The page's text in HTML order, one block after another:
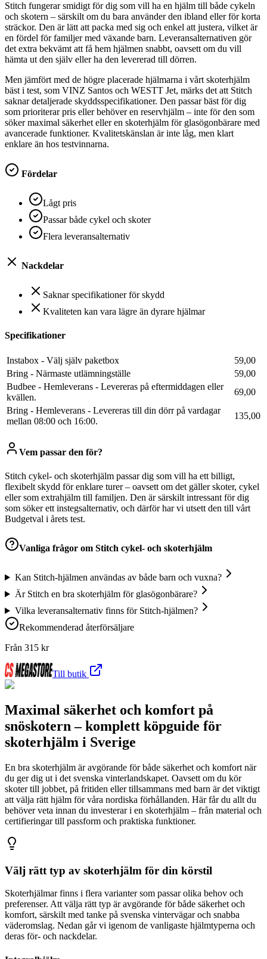
Stitch fungerar smidigt för dig som vill ha en hjälm till både cykeln
och skotern – särskilt om du bara använder den ibland eller för korta
sträckor. Den är lätt att packa med sig och enkel att justera, vilket är
en fördel för familjer med växande barn. Leveransalternativen gör
det extra bekvämt att få hem hjälmen snabbt, oavsett om du vill
hämta ut den själv eller ha den levererad till dörren.
Men jämfört med de högre placerade hjälmarna i vårt skoterhjälm
bäst i test, som VINZ Santos och WESTT Jet, märks det att Stitch
saknar detaljerade skyddsspecifikationer. Den passar bäst för dig
som prioriterar pris eller behöver en reservhjälm – inte för den som
söker maximal säkerhet eller en skoterhjälm för glasögonbärare med
avancerade funktioner. Kvalitetskänslan är inte låg, men klart
enklare än hos testvinnarna.
Fördelar
Lågt pris
Passar både cykel och skoter
Flera leveransalternativ
Nackdelar
Saknar specifikationer för skydd
Kvaliteten kan vara lägre än dyrare hjälmar
Specifikationer
Instabox - Välj själv paketbox
59,00
Bring - Närmaste utlämningställe
59,00
Budbee - Hemleverans - Levereras på eftermiddagen eller
kvällen.
69,00
Bring - Hemleverans - Levereras till din dörr på vardagar
mellan 08:00 och 16:00.
135,00
Vem passar den för?
Stitch cykel- och skoterhjälm passar dig som vill ha ett billigt,
flexibelt skydd för enklare turer – oavsett om det gäller skoter, cykel
eller som extrahjälm till familjen. Den är särskilt intressant för dig
som söker ett instegsalternativ, och därför har vi utsett den till vårt
Budgetval i årets test.
Vanliga frågor om Stitch cykel- och skoterhjälm
Kan Stitch-hjälmen användas av både barn och vuxna?
Är Stitch en bra skoterhjälm för glasögonbärare?
Vilka leveransalternativ finns för Stitch-hjälmen?
Rekommenderad återförsäljare
Från 315 kr
Till butik
Maximal säkerhet och komfort på
snöskotern – komplett köpguide för
skoterhjälm i Sverige
En bra skoterhjälm är avgörande för både säkerhet och komfort när
du ger dig ut i det svenska vinterlandskapet. Oavsett om du kör
skoter till jobbet, på fritiden eller tillsammans med barn är det viktigt
att välja rätt hjälm för våra nordiska förhållanden. Här får du allt du
behöver veta innan du investerar i en skoterhjälm – från material och
certifieringar till passform och praktiska funktioner.
Välj rätt typ av skoterhjälm för din körstil
Skoterhjälmar finns i flera varianter som passar olika behov och
preferenser. Att välja rätt typ är avgörande för både säkerhet och
komfort, särskilt med tanke på svenska vintervägar och snabba
väderomslag. Nedan går vi igenom de vanligaste hjälmtyperna och
deras för- och nackdelar.